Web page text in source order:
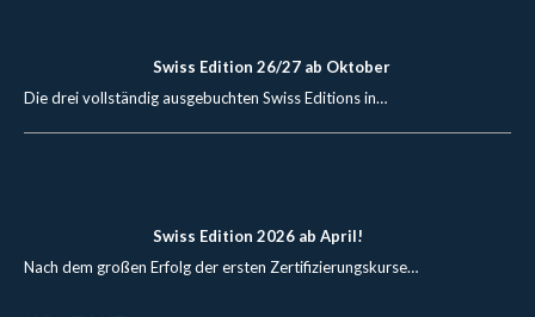
Swiss Edition 26/27 ab Oktober
Die drei vollständig ausgebuchten Swiss Editions in…
Swiss Edition 2026 ab April!
Nach dem großen Erfolg der ersten Zertifizierungskurse…